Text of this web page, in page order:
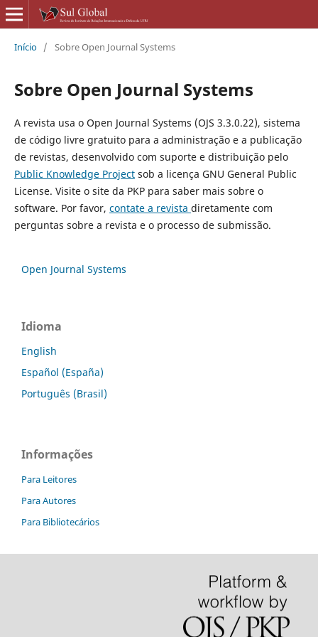
Início / Sobre Open Journal Systems
Sobre Open Journal Systems
A revista usa o Open Journal Systems (OJS 3.3.0.22), sistema
de código livre gratuito para a administração e a publicação
de revistas, desenvolvido com suporte e distribuição pelo
Public Knowledge Projectsob a licença GNU General Public
License. Visite o site da PKP para saber mais sobre o
software. Por favor, contate a revista diretamente com
perguntas sobre a revista e o processo de submissão.
Open Journal Systems
Idioma
English
Español (España)
Português (Brasil)
Informações
Para Leitores
Para Autores
Para Bibliotecários